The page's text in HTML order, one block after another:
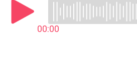
00:00